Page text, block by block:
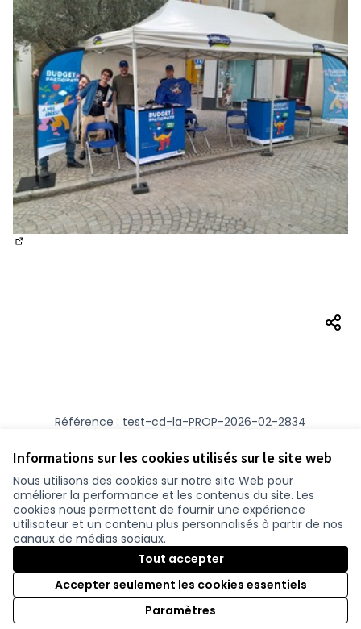
Informations sur les cookies utilisés sur le site web
Nous utilisons des cookies sur notre site Web pour
améliorer la performance et les contenus du site. Les
cookies nous permettent de fournir une expérience
utilisateur et un contenu plus personnalisés à partir de nos
canaux de médias sociaux.
Tout accepter
Accepter seulement les cookies essentiels
Paramètres
Référence : test-cd-la-PROP-2026-02-2834
Vérifiez l'empreinte numérique
Conditions d'utilisation
Paramètres des cookies
Cerise.loire-atlantique.fr sur Facebook
(Nouvelle fenêtre)
Cerise.loire-atlantique.fr sur Instagram
(Nouvelle fenêtre)
Cerise.loire-atlantique.fr sur YouTube
(Nouvelle fenêtre)
Site réalisé grâce aulogiciel libre Decidim .
Licence
(Nouvelle